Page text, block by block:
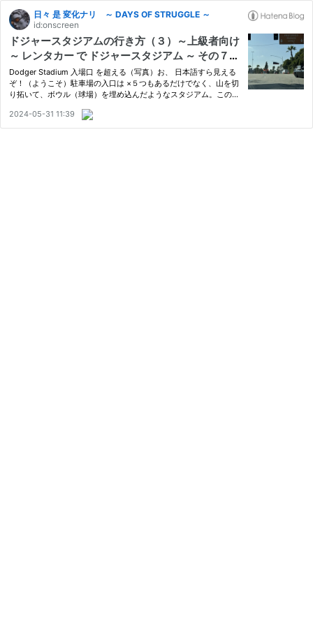
日々 是 変化ナリ ～ DAYS OF STRUGGLE ～
id:onscreen
ドジャースタジアムの行き方（３）～上級者向け
～ レンタカー で ドジャースタジアム ～ その７
～
Dodger Stadium 入場口 を超える（写真）お、 日本語すら見える
ぞ！（ようこそ）駐車場の入口は ×５つもあるだけでなく、山を切
り拓いて、ボウル（球場）を埋め込んだようなスタジアム。このた
ット） やら LOT 7（数字！）やら、一体何個に区分けされている…
2024-05-31 11:39